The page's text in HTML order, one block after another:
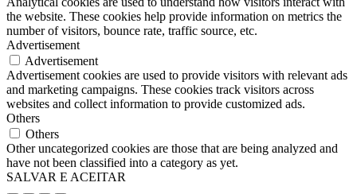
the website. These cookies help provide information on metrics the
number of visitors, bounce rate, traffic source, etc.
Advertisement
Advertisement
Advertisement cookies are used to provide visitors with relevant ads
and marketing campaigns. These cookies track visitors across
websites and collect information to provide customized ads.
Others
Others
Other uncategorized cookies are those that are being analyzed and
have not been classified into a category as yet.
SALVAR E ACEITAR